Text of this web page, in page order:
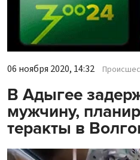
06 ноября 2020, 14:32
В Адыгее
мужчину,
теракты в